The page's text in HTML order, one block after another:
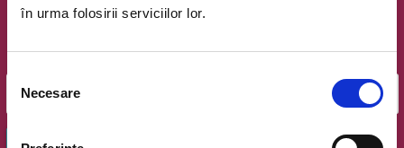
în urma folosirii serviciilor lor.
Selecția
consimțământului
Necesare
Oferte exclusive si o editie saptamanala cu cele mai noi
OK